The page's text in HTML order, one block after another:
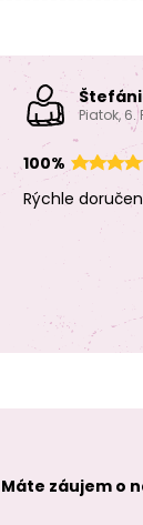
Minerálne koráliky
Modrý achát
pruhovaný 6mm
Piatok, 6.
100%
Rýchle
Máte záujem o